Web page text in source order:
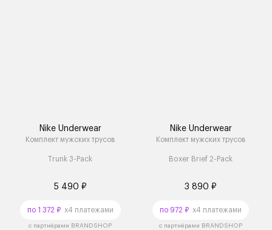
Nike Underwear
Комплект мужских трусов
Trunk 3-Pack
5 490 ₽
по 1 372 ₽x4 платежами
с партнёрами BRANDSHOP
Nike Underwear
Комплект мужских трусов
Boxer Brief 2-Pack
3 890 ₽
по 972 ₽ x4 платежами
с партнёрами BRANDSHOP